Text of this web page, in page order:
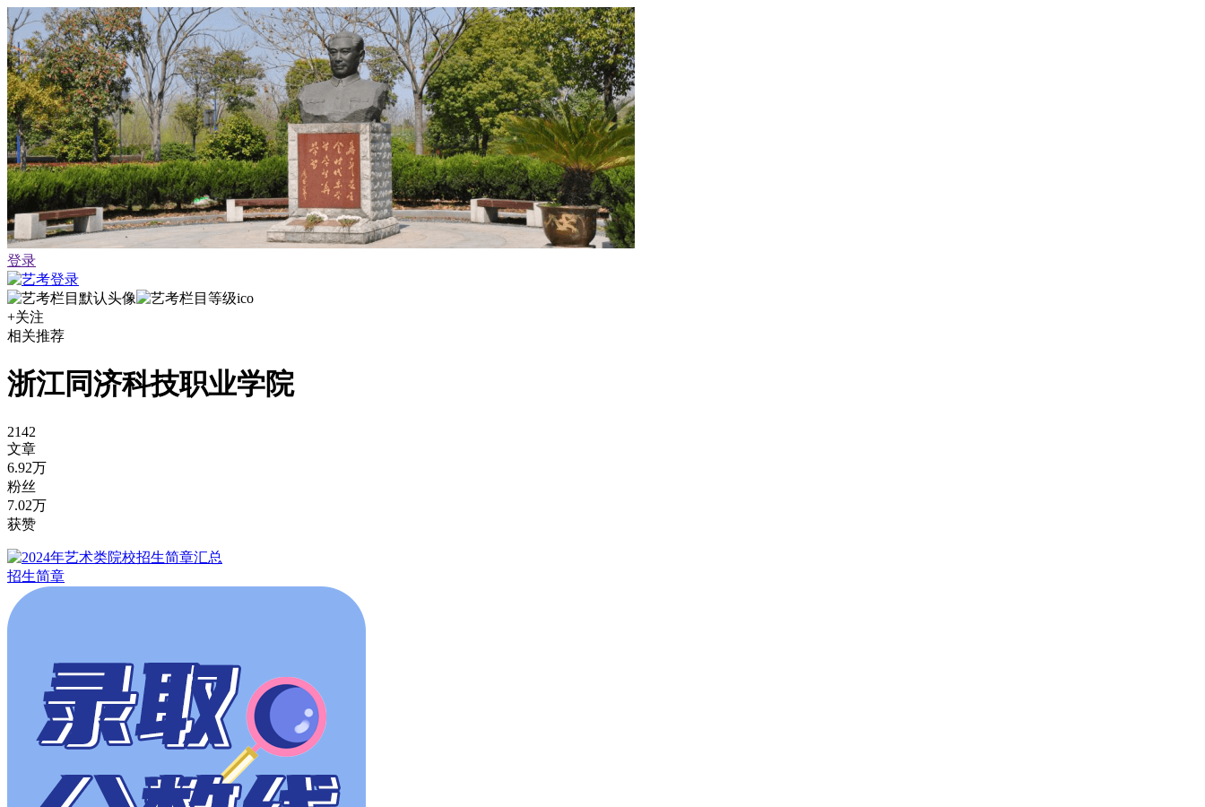
登录
+关注
相关推荐
浙江同济科技职业学院
2142
文章
6.92万
粉丝
7.02万
获赞
招生简章